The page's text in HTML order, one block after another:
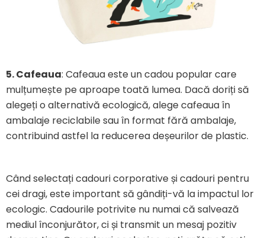
5.Cafeaua: Cafeaua este un cadou popular care
mulțumește pe aproape toată lumea. Dacă doriți să
alegeți o alternativă ecologică, alege cafeaua în
ambalaje reciclabile sau în format fără ambalaje,
contribuind astfel la reducerea deșeurilor de plastic.
Când selectați cadouri corporative și cadouri pentru
cei dragi, este important să gândiți-vă la impactul lor
ecologic. Cadourile potrivite nu numai că salvează
mediul înconjurător, ci și transmit un mesaj pozitiv